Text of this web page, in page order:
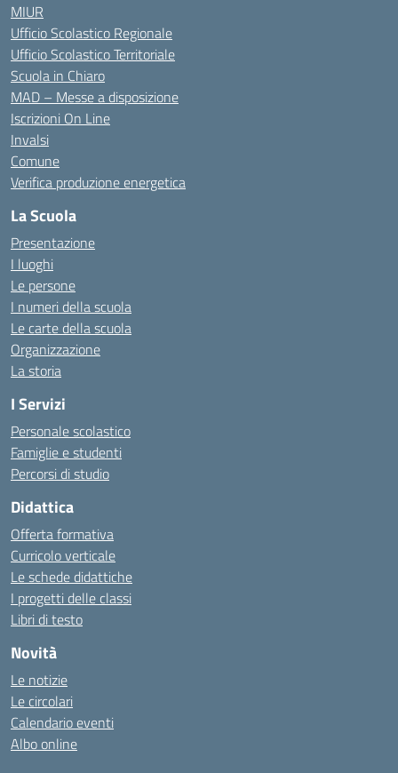
MIUR
Ufficio Scolastico Regionale
Ufficio Scolastico Territoriale
Scuola in Chiaro
MAD – Messe a disposizione
Iscrizioni On Line
Invalsi
Comune
Verifica produzione energetica
La Scuola
Presentazione
I luoghi
Le persone
I numeri della scuola
Le carte della scuola
Organizzazione
La storia
I Servizi
Personale scolastico
Famiglie e studenti
Percorsi di studio
Didattica
Offerta formativa
Curricolo verticale
Le schede didattiche
I progetti delle classi
Libri di testo
Novità
Le notizie
Le circolari
Calendario eventi
Albo online